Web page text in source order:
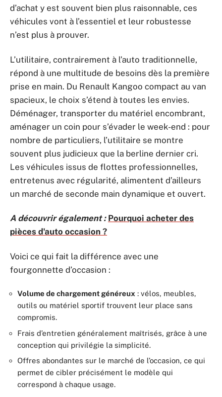
d’achat y est souvent bien plus raisonnable, ces
véhicules vont à l’essentiel et leur robustesse
n’est plus à prouver.
L’utilitaire, contrairement à l’auto traditionnelle,
répond à une multitude de besoins dès la première
prise en main. Du Renault Kangoo compact au van
spacieux, le choix s’étend à toutes les envies.
Déménager, transporter du matériel encombrant,
aménager un coin pour s’évader le week-end : pour
nombre de particuliers, l’utilitaire se montre
souvent plus judicieux que la berline dernier cri.
Les véhicules issus de flottes professionnelles,
entretenus avec régularité, alimentent d’ailleurs
un marché de seconde main dynamique et ouvert.
A découvrir également : Pourquoi acheter des
pièces d'auto occasion ?
Voici ce qui fait la différence avec une
fourgonnette d’occasion :
Volume de chargement généreux : vélos, meubles,
outils ou matériel sportif trouvent leur place sans
compromis.
Frais d’entretien généralement maîtrisés, grâce à une
conception qui privilégie la simplicité.
Offres abondantes sur le marché de l’occasion, ce qui
permet de cibler précisément le modèle qui
correspond à chaque usage.